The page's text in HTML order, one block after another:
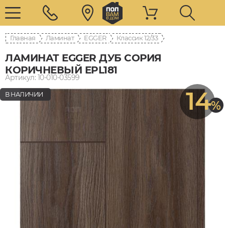
Главная Ламинат EGGER 12/33 Классик
ЛАМИНАТ EGGER ДУБ СОРИЯ
КОРИЧНЕВЫЙ EPL181
Артикул: 10-010-03599
14%
В НАЛИЧИИ